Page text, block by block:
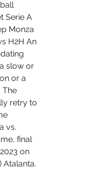
Serie A
Monza
H2H An
slow or
or a
The
retry to
vs.
final
on
Atalanta.